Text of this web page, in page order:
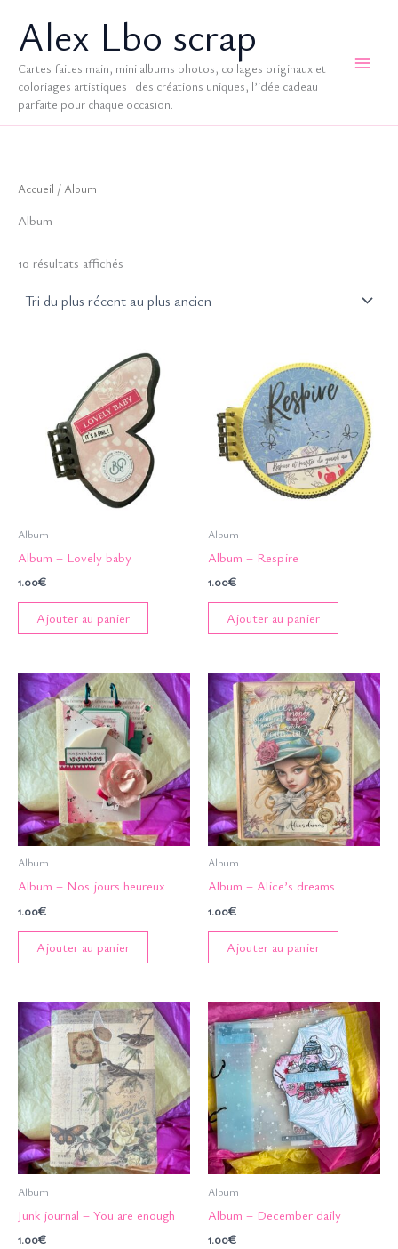
contenuAlex Lbo scrap
Cartes faites main, mini albums photos, collages originaux et
coloriages artistiques : des créations uniques, l’idée cadeau
parfaite pour chaque occasion.
Accueil / Album
Album
10 résultats affichés
récent
au
Album
Album – Lovely baby
1.00€
Ajouter au panier
Album
Album – Respire
1.00€
Ajouter au panier
Album
Album – Nos jours heureux
1.00€
Ajouter au panier
Album
Album – Alice’s dreams
1.00€
Ajouter au panier
Album
Junk journal – You are enough
1.00€
Album
Album – December daily
1.00€